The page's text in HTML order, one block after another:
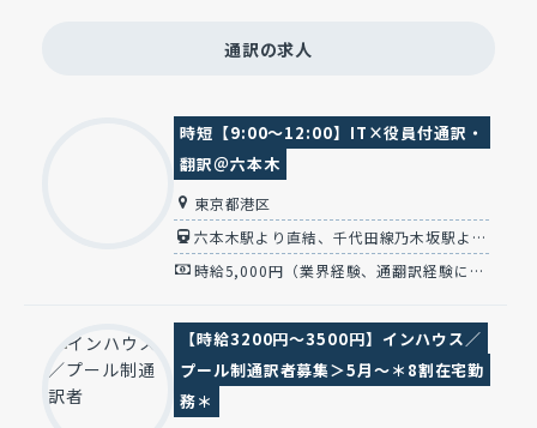
通訳の求人
時短【9:00～12:00】IT×役員付通訳・
翻訳＠六本木
東京都港区
六本木駅より直結、千代田線乃木坂駅より10分
時給5,000円（業界経験、通翻訳経験により決定）
【時給3200円～3500円】インハウス／
プール制通訳者募集＞5月～＊8割在宅勤
務＊